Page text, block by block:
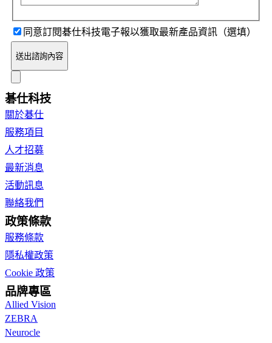
同意訂閱碁仕科技電子報以獲取最新產品資訊（選填）
送出諮詢內容
碁仕科技
關於碁仕
服務項目
人才招募
最新消息
活動訊息
聯絡我們
政策條款
服務條款
隱私權政策
Cookie 政策
品牌專區
Allied Vision
ZEBRA
Neurocle